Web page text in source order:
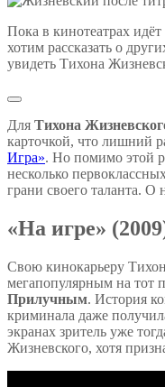
Пока в кинотеатрах
хотим рассказать о
увидеть Тихона
Для Тихона
карточкой, что лишний
Игра». Но помимо этой
несколько
грани своего таланта. О
«На игре»
Свою кинокарьеру
мегапопулярным на тот
Прилучным. История
криминала даже
экранах зритель уже
Жизневского, хотя